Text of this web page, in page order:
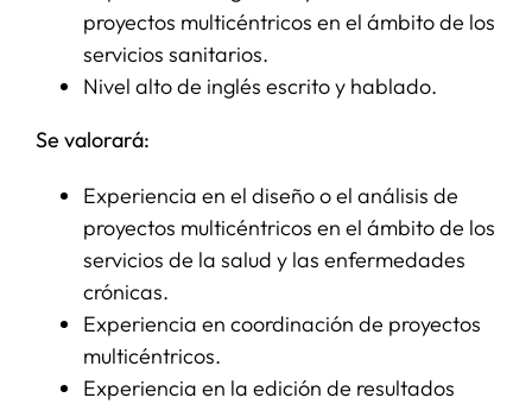
NOTICIAS
proyectos multicéntricos en el ámbito de los
servicios sanitarios.
Nivel alto de inglés escrito y hablado.
Se valorará:
Experiencia en el diseño o el análisis de
proyectos multicéntricos en el ámbito de los
servicios de la salud y las enfermedades
crónicas.
Experiencia en coordinación de proyectos
multicéntricos.
Experiencia en la edición de resultados